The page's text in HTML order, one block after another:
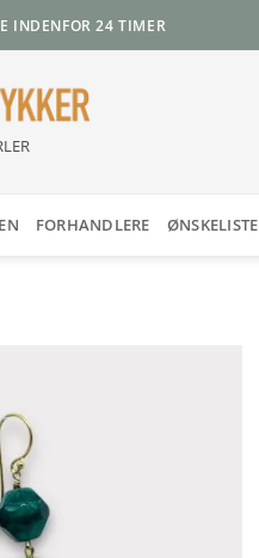
INDENFOR 24 TIMER
FORHANDLERE ØNSKELISTE